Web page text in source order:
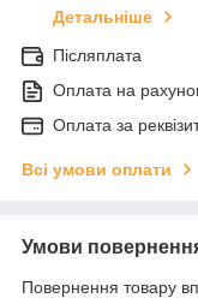
Детальніше
Післяплата
Оплата на
Оплата за
Всі умови оплати
Умови
Повернення товару